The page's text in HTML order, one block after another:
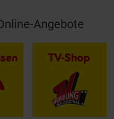
Angebote
TV-Shop